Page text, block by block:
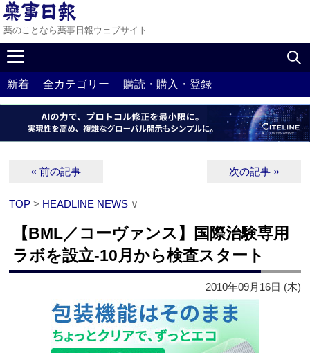
薬のことなら薬事日報ウェブサイト
新着 全カテゴリー 購読・購入・登録
« 前の記事 次の記事 »
TOP > HEADLINE NEWS ∨
【BML／コーヴァンス】国際治験専用
ラボを設立‐10月から検査スタート
2010年09月16日 (木)